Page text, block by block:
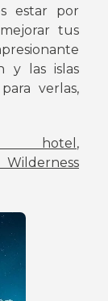
estar por
tus
y las islas
verlas,
hotel ,